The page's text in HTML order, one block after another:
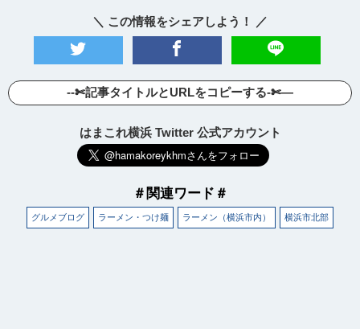
＼ この情報をシェアしよう！ ／
--✄記事タイトルとURLをコピーする-✄—
はまこれ横浜 Twitter 公式アカウント
＃関連ワード＃
グルメブログ ラーメン・つけ麺 ラーメン（横浜市内） 横浜市北部